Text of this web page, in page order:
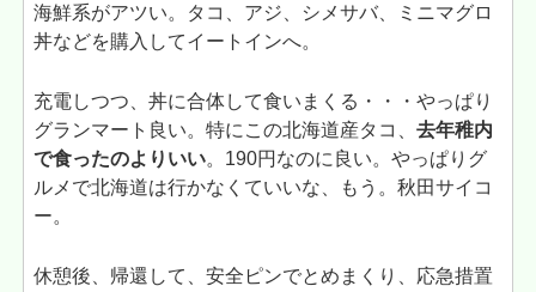
海鮮系がアツい。タコ、アジ、シメサバ、ミニマグロ
丼などを購入してイートインへ。
充電しつつ、丼に合体して食いまくる・・・やっぱり
グランマート良い。特にこの北海道産タコ、去年稚内
で食ったのよりいい。190円なのに良い。やっぱりグ
ルメで北海道は行かなくていいな、もう。秋田サイコ
ー。
休憩後、帰還して、安全ピンでとめまくり、応急措置